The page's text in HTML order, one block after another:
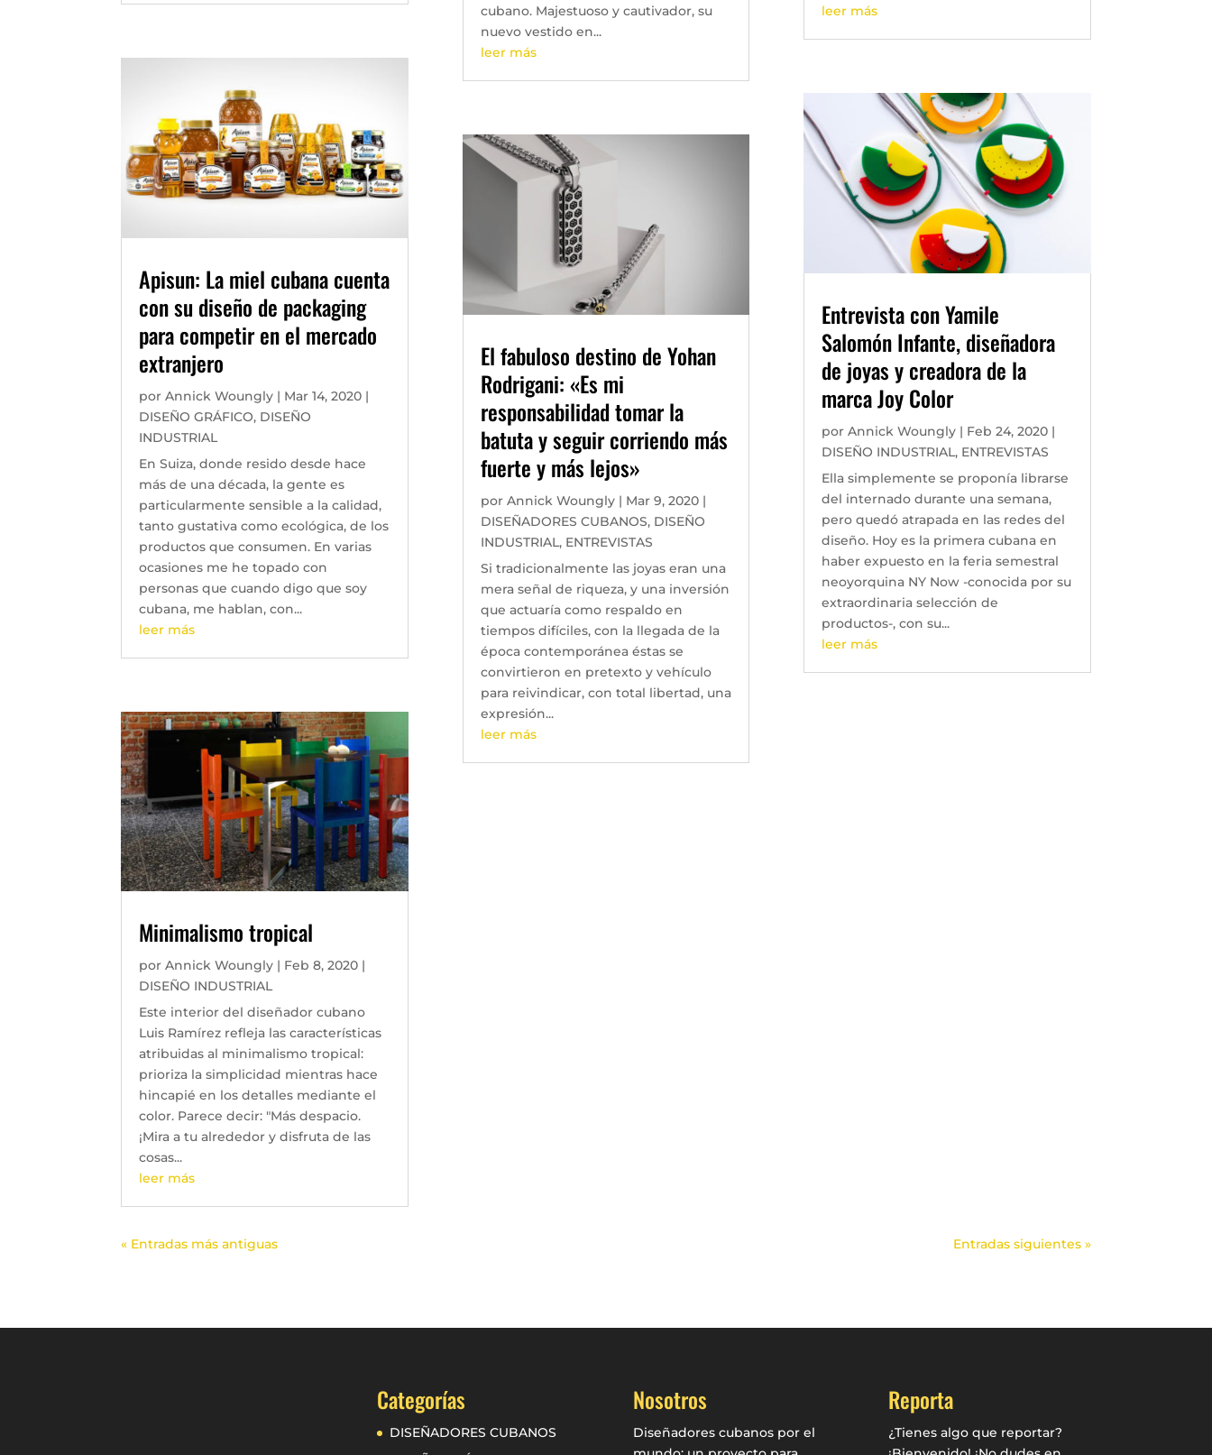
Apisun: La miel cubana cuenta
con su diseño de packaging
para competir en el mercado
extranjero
porAnnick Woungly | Mar 14, 2020 |
DISEÑO GRÁFICO, DISEÑO
INDUSTRIAL
En Suiza, donde resido desde hace
más de una década, la gente es
particularmente sensible a la calidad,
tanto gustativa como ecológica, de los
productos que consumen. En varias
ocasiones me he topado con
personas que cuando digo que soy
cubana, me hablan, con...
leer más
Minimalismo tropical
porAnnick Woungly | Feb 8, 2020 |
DISEÑO INDUSTRIAL
Este interior del diseñador cubano
Luis Ramírez refleja las características
atribuidas al minimalismo tropical:
prioriza la simplicidad mientras hace
hincapié en los detalles mediante el
color. Parece decir: "Más despacio.
¡Mira a tu alrededor y disfruta de las
cosas...
leer más
cubano. Majestuoso y cautivador, su
nuevo vestido en...
leer más
El fabuloso destino de Yohan
Rodrigani: «Es mi
responsabilidad tomar la
batuta y seguir corriendo más
fuerte y más lejos»
por Annick Woungly| Mar 9, 2020|
DISEÑADORES CUBANOS, DISEÑO
INDUSTRIAL, ENTREVISTAS
Si tradicionalmente las joyas eran una
mera señal de riqueza, y una inversión
que actuaría como respaldo en
tiempos difíciles, con la llegada de la
época contemporánea éstas se
convirtieron en pretexto y vehículo
para reivindicar, con total libertad, una
expresión...
leer más
leer más
Entrevista con Yamile
Salomón Infante, diseñadora
de joyas y creadora de la
marca Joy Color
por Annick Woungly| Feb 24, 2020|
DISEÑO INDUSTRIAL, ENTREVISTAS
Ella simplemente se proponía librarse
del internado durante una semana,
pero quedó atrapada en las redes del
diseño. Hoy es la primera cubana en
haber expuesto en la feria semestral
neoyorquina NY Now -conocida por su
extraordinaria selección de
productos-, con su...
leer más
« Entradas más antiguas Entradas siguientes »
Categorías
DISEÑADORES CUBANOS
Nosotros
Diseñadores cubanos por el
Reporta
¿Tienes algo que reportar?